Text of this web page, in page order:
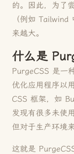
的。因此，为了
（例如 Tailwind
来越大。
什么是
PurgeCSS 是一
优化应用程序以
CSS 框架，如
发现有很多未使
但对于生产环境
这就是